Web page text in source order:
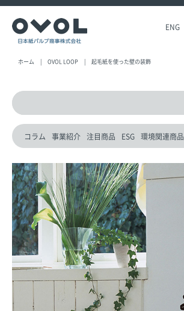
ENG
ホーム OVOL LOOP 起毛紙を使った壁の装飾
コラム 事業紹介 注目商品 ESG 環境関連商品